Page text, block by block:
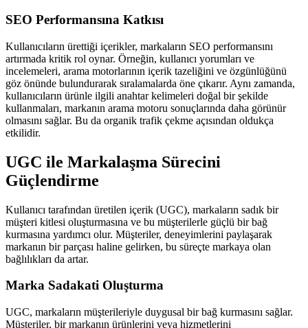
SEO Performansına Katkısı
Kullanıcıların ürettiği içerikler, markaların SEO performansını
artırmada kritik rol oynar. Örneğin, kullanıcı yorumları ve
incelemeleri, arama motorlarının içerik tazeliğini ve özgünlüğünü
göz önünde bulundurarak sıralamalarda öne çıkarır. Aynı zamanda,
kullanıcıların ürünle ilgili anahtar kelimeleri doğal bir şekilde
kullanmaları, markanın arama motoru sonuçlarında daha görünür
olmasını sağlar. Bu da organik trafik çekme açısından oldukça
etkilidir.
UGC ile Markalaşma Sürecini
Güçlendirme
Kullanıcı tarafından üretilen içerik (UGC), markaların sadık bir
müşteri kitlesi oluşturmasına ve bu müşterilerle güçlü bir bağ
kurmasına yardımcı olur. Müşteriler, deneyimlerini paylaşarak
markanın bir parçası haline gelirken, bu süreçte markaya olan
bağlılıkları da artar.
Marka Sadakati Oluşturma
UGC, markaların müşterileriyle duygusal bir bağ kurmasını sağlar.
Müşteriler, bir markanın ürünlerini veya hizmetlerini